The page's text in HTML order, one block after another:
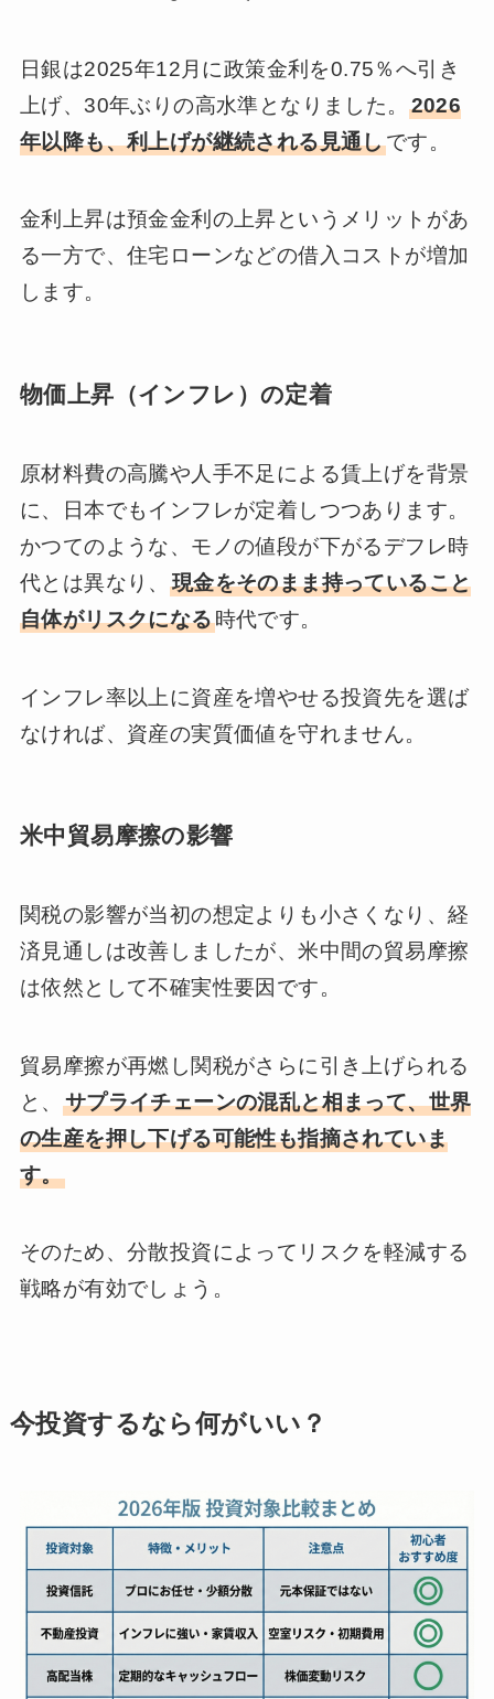
日銀は2025年12月に政策金利を0.75％へ引き
上げ、30年ぶりの高水準となりました。 2026
年以降も、利上げが継続される見通しです。
金利上昇は預金金利の上昇というメリットがあ
る一方で、住宅ローンなどの借入コストが増加
します。
物価上昇（インフレ）の定着
原材料費の高騰や人手不足による賃上げを背景
に、日本でもインフレが定着しつつあります。
かつてのような、モノの値段が下がるデフレ時
代とは異なり、 現金をそのまま持っていること
自体がリスクになる時代です。
インフレ率以上に資産を増やせる投資先を選ば
なければ、資産の実質価値を守れません。
米中貿易摩擦の影響
関税の影響が当初の想定よりも小さくなり、経
済見通しは改善しましたが、米中間の貿易摩擦
は依然として不確実性要因です。
貿易摩擦が再燃し関税がさらに引き上げられる
と、 サプライチェーンの混乱と相まって、世界
の生産を押し下げる可能性も指摘されていま
す。
そのため、分散投資によってリスクを軽減する
戦略が有効でしょう。
今投資するなら何がいい？